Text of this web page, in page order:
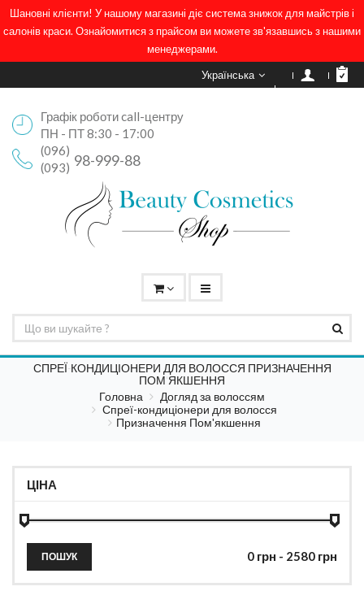
Шановні клієнти! У нашому магазині діє система знижок для майстрів і
салонів краси. Ознайомитися з прайсом ви можете зв'язавшись з нашими
менеджерами.
Українська
Графік роботи call-центру
ПН - ПТ 8:30 - 17:00
(096)
98-999-88
(093)
СПРЕЇ-КОНДИЦІОНЕРИ ДЛЯ ВОЛОССЯ ПРИЗНАЧЕННЯ
ПОМ'ЯКШЕННЯ
Головна
Догляд за волоссям
Спреї-кондиціонери для волосся
Призначення Пом'якшення
ЦІНА
ПОШУК